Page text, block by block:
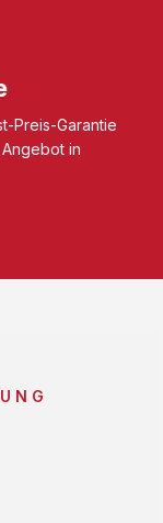
Preis-Garantie
in